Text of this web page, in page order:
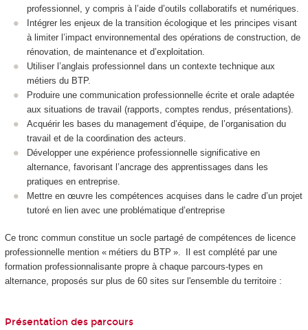
professionnel, y compris à l’aide d’outils collaboratifs et numériques.
Intégrer les enjeux de la transition écologique et les principes visant
à limiter l’impact environnemental des opérations de construction, de
rénovation, de maintenance et d’exploitation.
Utiliser l’anglais professionnel dans un contexte technique aux
métiers du BTP.
Produire une communication professionnelle écrite et orale adaptée
aux situations de travail (rapports, comptes rendus, présentations).
Acquérir les bases du management d’équipe, de l’organisation du
travail et de la coordination des acteurs.
Développer une expérience professionnelle significative en
alternance , favorisant l’ancrage des apprentissages dans les
pratiques en entreprise.
Mettre en œuvre les compétences acquises dans le cadre d’un projet
tutoré en lien avec une problématique d’entreprise
Ce tronc commun constitue un socle partagé de compétences de licence
professionnelle mention « métiers du BTP ». Il est complété par une
formation professionnalisante propre à chaque parcours-types en
alternance, proposés sur plus de 60 sites sur l'ensemble du territoire :
Présentation des parcours